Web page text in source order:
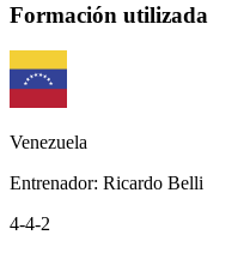
Formación utilizada
Venezuela
Entrenador: Ricardo Belli
4-4-2